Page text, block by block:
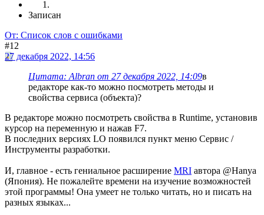
Записан
От: Список слов с ошибками
#12
27 декабря 2022, 14:56
Цитата: Albran от 27 декабря 2022, 14:09в
редакторе как-то можно посмотреть методы и
свойства сервиса (объекта)?
В редакторе можно посмотреть свойства в Runtime, установив
курсор на переменную и нажав F7.
В последних версиях LO появился пункт меню Сервис /
Инструменты разработки.
И, главное - есть гениальное расширение MRI автора @Hanya
(Япония). Не пожалейте времени на изучение возможностей
этой программы! Она умеет не только читать, но и писать на
разных языках...